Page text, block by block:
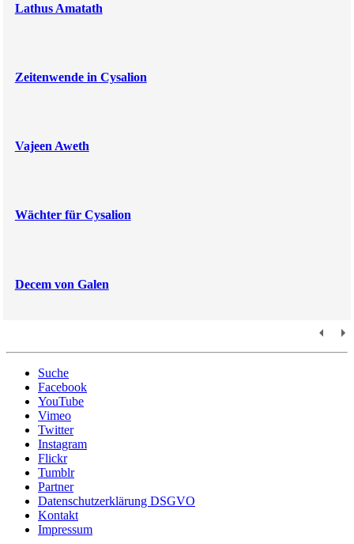
Lathus Amatath
Zeitenwende in Cysalion
Vajeen Aweth
Wächter für Cysalion
Decem von Galen
Suche
Facebook
YouTube
Vimeo
Twitter
Instagram
Flickr
Tumblr
Partner
Datenschutzerklärung DSGVO
Kontakt
Impressum